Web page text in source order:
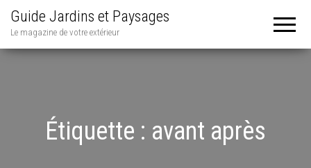
Guide Jardins et Paysages
Le magazine de votre extérieur
Étiquette : avant après